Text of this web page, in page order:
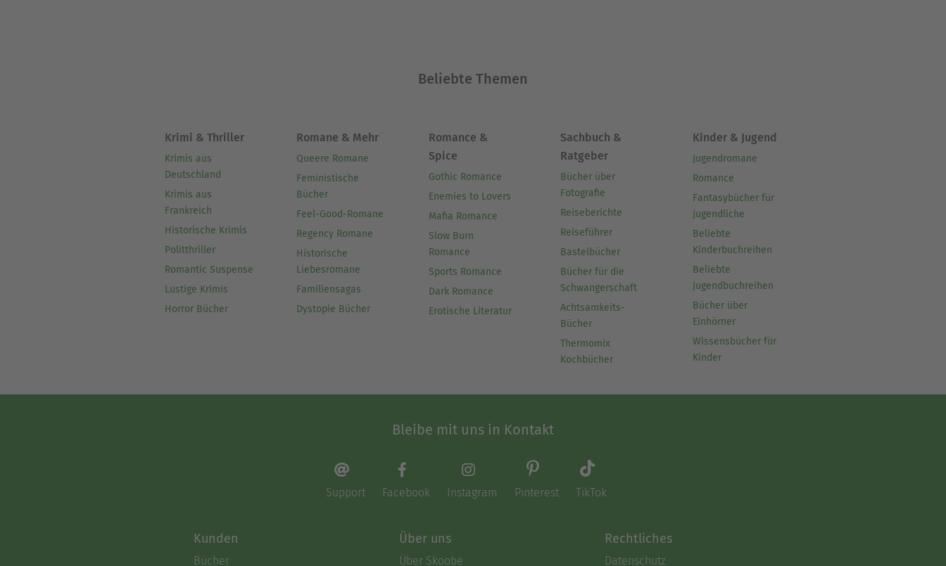
Beliebte Themen
Krimi & Thriller
Krimis aus
Deutschland
Krimis aus
Frankreich
Historische Krimis
Politthriller
Romantic Suspense
Lustige Krimis
Horror Bücher
Romane & Mehr
Queere Romane
Feministische
Bücher
Feel-Good-Romane
Regency Romane
Historische
Liebesromane
Familiensagas
Dystopie Bücher
Romance &
Spice
Gothic Romance
Enemies to Lovers
Mafia Romance
Slow Burn
Romance
Sports Romance
Dark Romance
Erotische Literatur
Sachbuch &
Ratgeber
Bücher über
Fotografie
Reiseberichte
Reiseführer
Bastelbücher
Bücher für die
Schwangerschaft
Achtsamkeits-
Bücher
Thermomix
Kochbücher
Kinder & Jugend
Jugendromane
Romance
Fantasybücher für
Jugendliche
Beliebte
Kinderbuchreihen
Beliebte
Jugendbuchreihen
Bücher über
Einhörner
Wissensbücher für
Kinder
Bleibe mit uns in Kontakt
Support Facebook Instagram Pinterest TikTok
Kunden
Bücher
Über uns
Über Skoobe
Rechtliches
Datenschutz